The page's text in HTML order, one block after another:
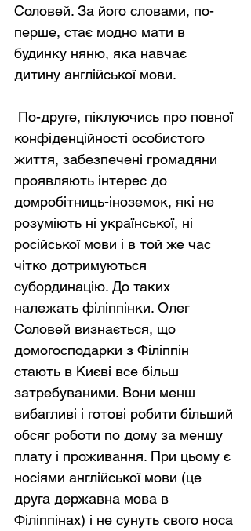
Соловей. За його словами, по-
перше, стає модно мати в
будинку няню, яка навчає
дитину англійської мови.
конфіденційності особистого
життя, забезпечені громадяни
проявляють інтерес до
домробітниць-іноземок, які не
розуміють ні української, ні
російської мови і в той же час
чітко дотримуються
субординацію. До таких
належать філіппінки. Олег
Соловей визнається, що
домогосподарки з Філіппін
стають в Києві все більш
затребуваними. Вони менш
вибагливі і готові робити більший
обсяг роботи по дому за меншу
плату і проживання. При цьому є
носіями англійської мови (це
друга державна мова в
Філіппінах) і не сунуть свого носа